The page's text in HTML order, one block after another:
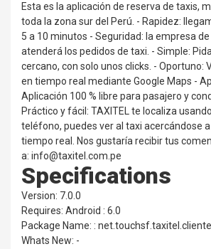
Esta es la aplicación de reserva de taxis,
toda la zona sur del Perú. - Rapidez:
5 a 10 minutos - Seguridad: la empresa de
atenderá los pedidos de taxi. - Simple:
cercano, con solo unos clicks. - Oportuno:
en tiempo real mediante Google Maps -
Aplicación 100 % libre para pasajero y
Práctico y fácil: TAXITEL te localiza
teléfono, puedes ver al taxi acercándose
tiempo real. Nos gustaría recibir tus
a: info@taxitel.com.pe
Specifications
Version: 7.0.0
Requires: Android : 6.0
Package Name: : net.touchsf.taxitel.cliente
Whats New: -